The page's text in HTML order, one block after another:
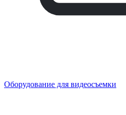
Оборудование для видеосъемки